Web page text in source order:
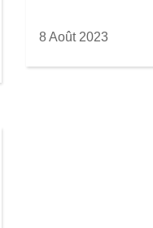
8 Août 2023